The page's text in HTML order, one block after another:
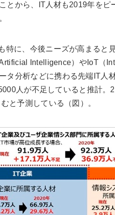
とから、IT人材も2019年をピ
特に、今後ニーズが高まると
Intelligence）やIoT（
タ分析などに携わる先端IT人
人が不足していると推計
と予測している（図）。